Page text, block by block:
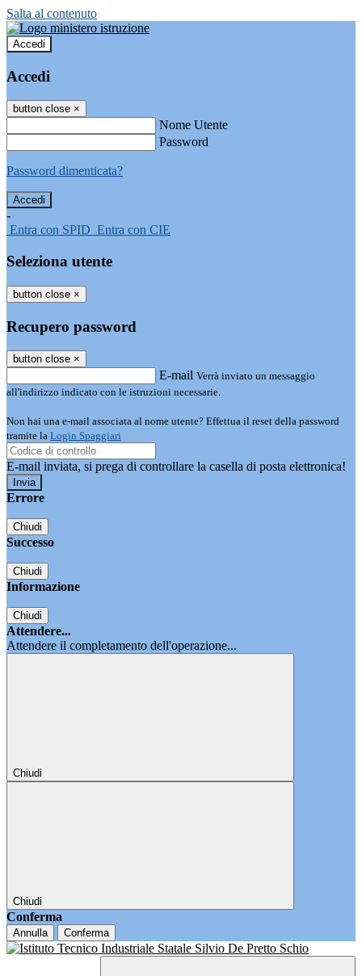
Salta al contenuto
Accedi
Accedi
button close ×
Nome Utente
Password
Password dimenticata?
-
Entra con SPID Entra con CIE
Seleziona utente
button close ×
Recupero password
button close ×
E-mail Verrà inviato un messaggio
all'indirizzo indicato con le istruzioni necessarie.
Non hai una e-mail associata al nome utente? Effettua il reset della password
tramite la Login Spaggiari
E-mail inviata, si prega di controllare la casella di posta elettronica!
Errore
Chiudi
Successo
Chiudi
Informazione
Chiudi
Attendere...
Attendere il completamento dell'operazione...
Chiudi
Chiudi
Conferma
Annulla Conferma